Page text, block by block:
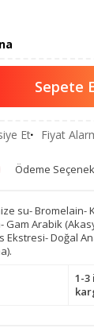
Sepete
Et Fiyat
Ödeme
su- Bromelain-
Gam Arabik
Ekstresi- Doğal
1-3